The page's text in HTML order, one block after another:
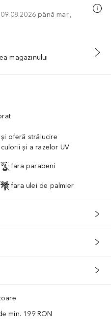
până mar.,
ÎN COŞ
magazinului
oferă strălucire
și a razelor UV
fara parabeni
fara ulei de palmier
min. 199 RON